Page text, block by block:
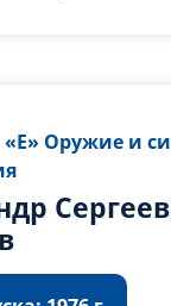
«Е» Оружие и